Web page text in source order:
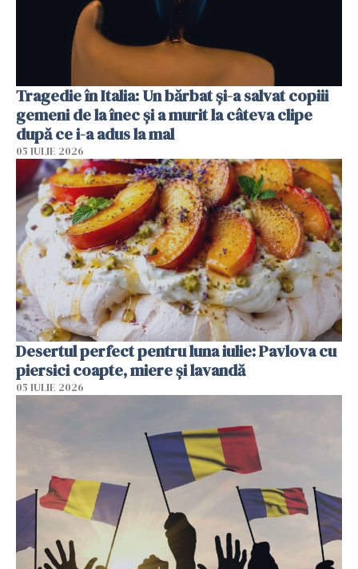
Tragedie în Italia: Un bărbat și-a salvat copiii
gemeni de la înec și a murit la câteva clipe
după ce i-a adus la mal
05 IULIE 2026
Desertul perfect pentru luna iulie: Pavlova cu
piersici coapte, miere și lavandă
05 IULIE 2026